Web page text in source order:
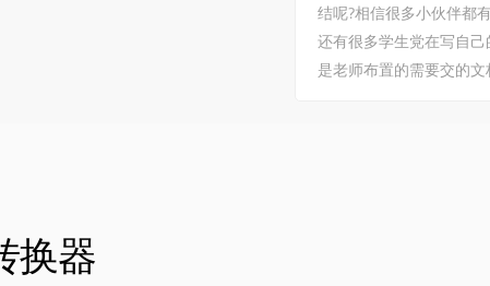
结呢?相信很多小伙伴都
还有很多学生党在写自
是老师布置的需要交的
换器